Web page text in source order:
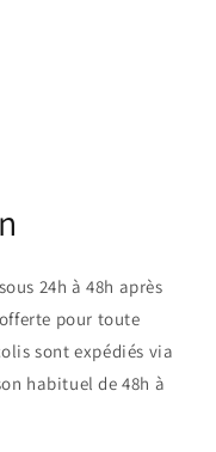
24h à 48h après
pour toute
sont expédiés via
habituel de 48h à